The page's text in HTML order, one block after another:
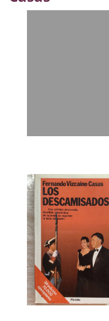
Otros idiomas
Religión
Revistas
Segunda Guerra Mundial
Sobre Madrid
Teatro
Tema Local